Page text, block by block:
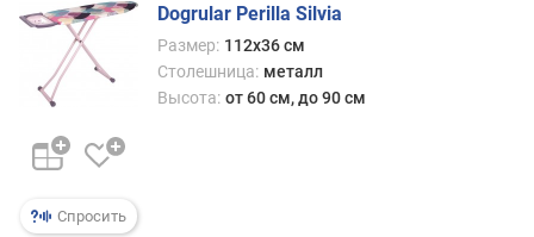
у
п
р
е
л
о
е
Спросить
Dogrular Perilla Silvia
Размер: 112x36 см
Столешница: металл
Высота: от 60 см, до 90 см